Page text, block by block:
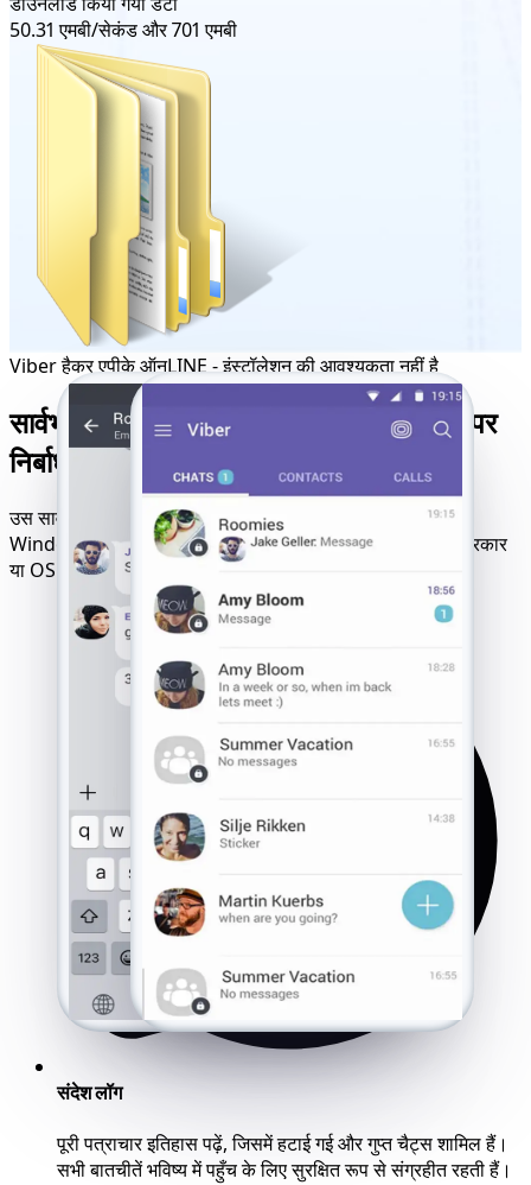
50.31 एमबी/सेकंड और 701 एमबी
Viber हैकर एपीके ऑनLINE - इंस्टॉलेशन की आवश्यकता नहीं है
सार्वभौमिक Viber हैकिंग टूल जो सभी डिवाइसों पर
निर्बाध रूप से काम करता है
उस सार्वभौमिक Viber हैकिंग टूल तक पहुंचें जो iOS, Android,
Windows और अन्य पर सुचारू रूप से चलता है। चाहे डिवाइस का प्रकार
या OS संस्करण कोई भी हो।
संदेश लॉग
पूरी पत्राचार इतिहास पढ़ें, जिसमें हटाई गई और गुप्त चैट्स शामिल हैं।
सभी बातचीतें भविष्य में पहुँच के लिए सुरक्षित रूप से संग्रहीत रहती हैं।